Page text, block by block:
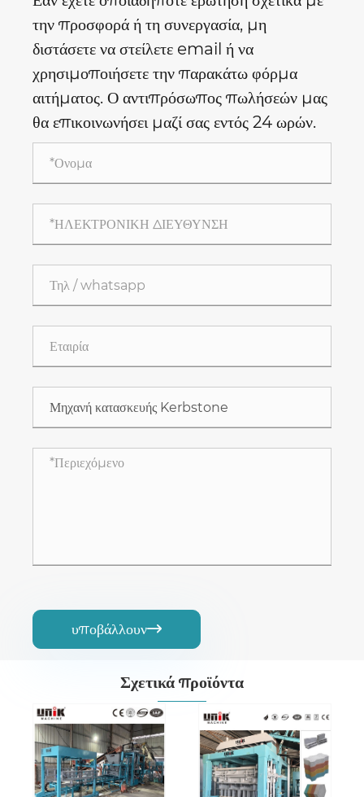
την προσφορά ή τη συνεργασία, μη
διστάσετε να στείλετε email ή να
χρησιμοποιήσετε την παρακάτω φόρμα
αιτήματος. Ο αντιπρόσωπος πωλήσεών μας
θα επικοινωνήσει μαζί σας εντός 24 ωρών.
υποβάλλουν
Σχετικά προϊόντα